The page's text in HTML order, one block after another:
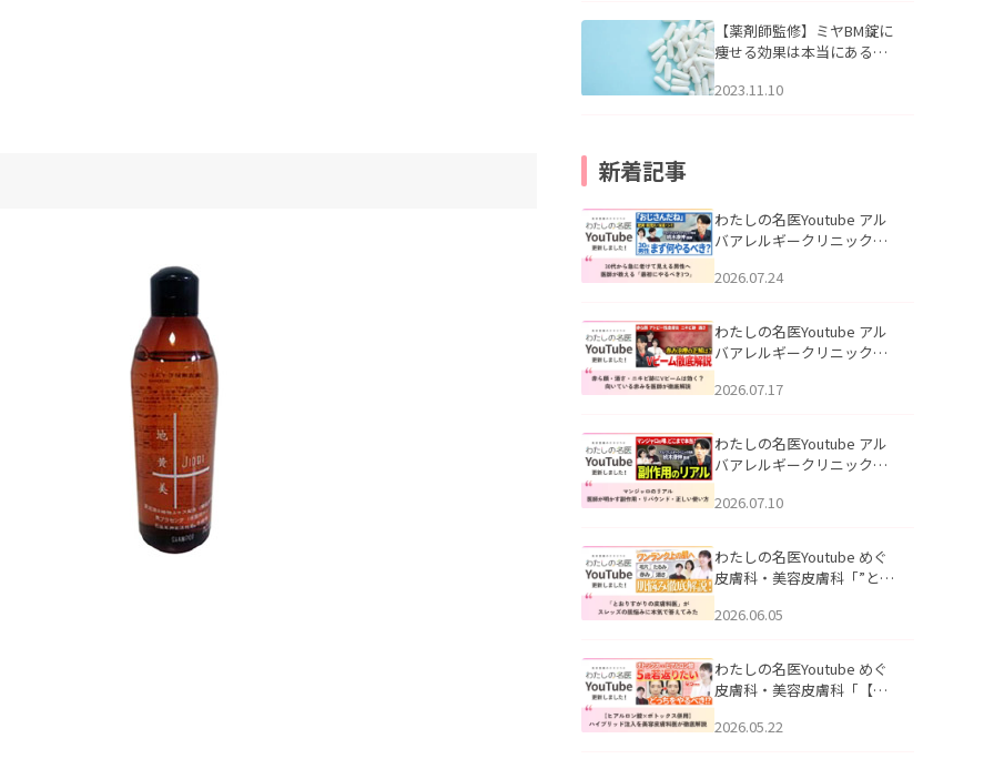
【薬剤師監修】ミヤBM錠に
痩せる効果は本当にある
2023.11.10
新着記事
わたしの名医Youtube アル
バアレルギークリニック札
える男性へ｜医師が教える
公開いたしました。
2026.07.24
わたしの名医Youtube アル
バアレルギークリニック札
跡にVビームは効く？向いて
説」を公開いたしました。
2026.07.17
わたしの名医Youtube アル
バアレルギークリニック札
医師が明かす副作用・リバ
公開いたしました。
2026.07.10
わたしの名医Youtube めぐ
皮膚科・美容皮膚科「”とお
ッズの肌悩みに本気で答え
た。
2026.06.05
わたしの名医Youtube めぐ
皮膚科・美容皮膚科「【ヒ
用】ハイブリッド注入を美
2026.05.22